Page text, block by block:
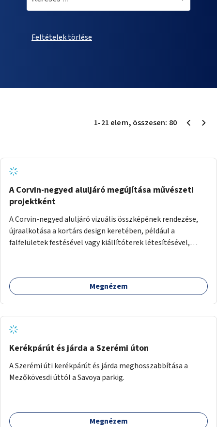
Feltételek törlése
1-21 elem, összesen: 80
A Corvin-negyed aluljáró megújítása művészeti
projektként
A Corvin-negyed aluljáró vizuális összképének rendezése,
újraalkotása a kortárs design keretében, például a
falfelületek festésével vagy kiállítóterek létesítésével,
bemutatkozásra, szélesebb körben való ismertségre.
Megnézem
Kerékpárút és járda a Szerémi úton
A Szerémi úti kerékpárút és járda meghosszabbítása a
Mezőkövesdi úttól a Savoya parkig.
Megnézem